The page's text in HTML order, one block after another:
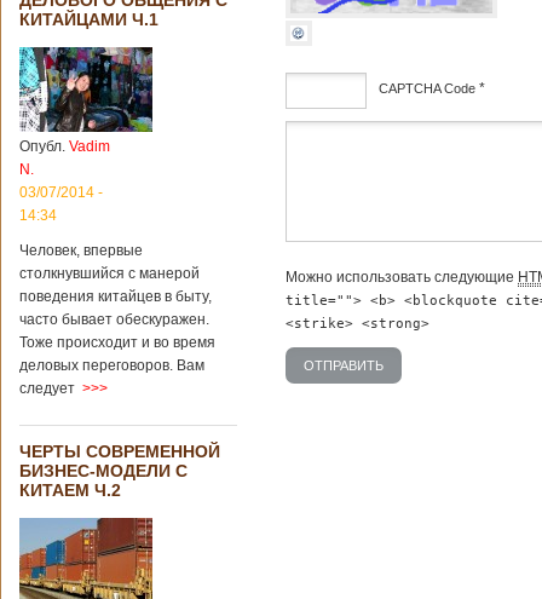
КИТАЙЦАМИ Ч.1
Опубл. Vadim
N.
03/07/2014 -
14:34
Человек, впервые
столкнувшийся с манерой
поведения китайцев в быту,
часто бывает обескуражен.
Тоже происходит и во время
деловых переговоров. Вам
следует >>>
ЧЕРТЫ СОВРЕМЕННОЙ
БИЗНЕС-МОДЕЛИ С
КИТАЕМ Ч.2
CAPTCHA Code *
Можно использовать следующие
title=""> <b> <blockquote
<strike> <strong>